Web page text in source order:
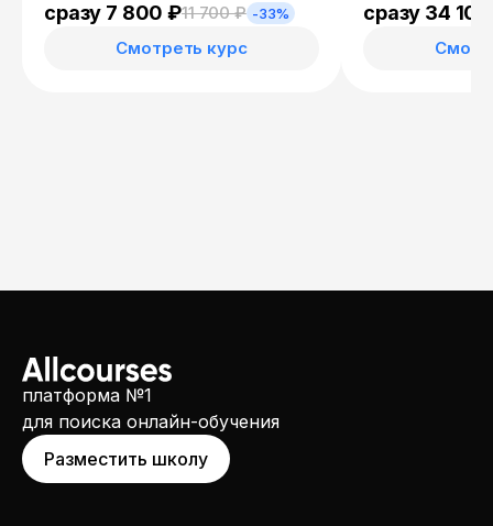
сразу 7 800 ₽11 700 ₽ -33%
Смотреть курс
сразу 34
платформа №1
для поиска онлайн-обучения
Разместить школу